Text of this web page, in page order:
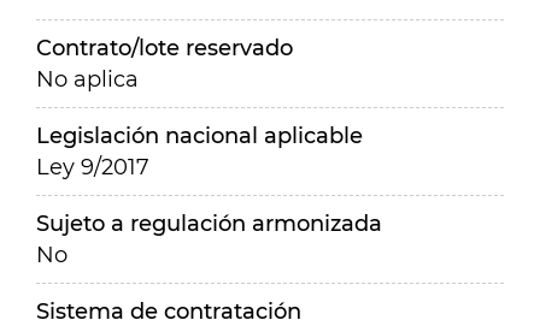
Contrato/lote reservado
No aplica
Legislación nacional aplicable
Ley 9/2017
Sujeto a regulación armonizada
No
Sistema de contratación